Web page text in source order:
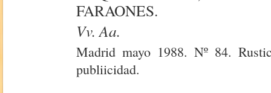
FARAONES.
Vv. Aa.
Madrid mayo 1988. Nº 84.
publiicidad.